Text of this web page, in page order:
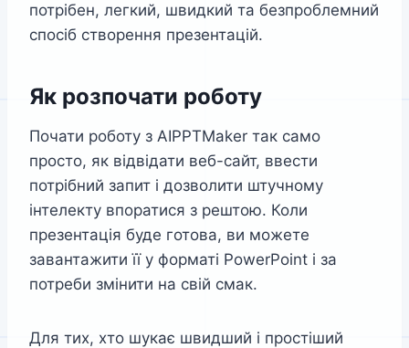
потрібен, легкий, швидкий та безпроблемний
спосіб створення презентацій.
Як розпочати роботу
Почати роботу з AIPPTMaker так само
просто, як відвідати веб-сайт, ввести
потрібний запит і дозволити штучному
інтелекту впоратися з рештою. Коли
презентація буде готова, ви можете
завантажити її у форматі PowerPoint і за
потреби змінити на свій смак.
Для тих, хто шукає швидший і простіший